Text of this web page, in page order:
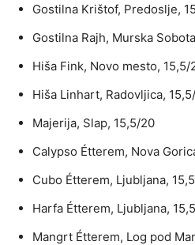
Gostilna Krištof, Predoslje,
Gostilna Rajh, Murska
Hiša Fink, Novo mesto, 15,5/
Hiša Linhart, Radovljica,
Majerija, Slap, 15,5/20
Calypso Étterem, Nova
Cubo Étterem, Ljubljana,
Harfa Étterem, Ljubljana,
Mangrt Étterem, Log pod